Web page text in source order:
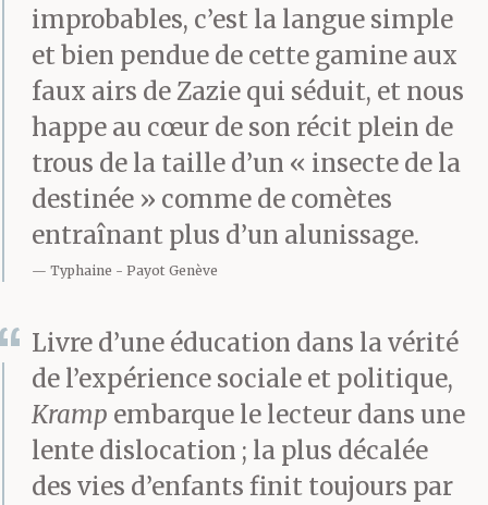
Le lendemain, après son
trente-neuvième
passage, il est donc
entré dans la
quincaillerie avec les
cirées jamais vues dans
l’histoire de la ville
pour proposer les
produits Kramp au
improbables, c’est la langue simple
et bien pendue de cette gamine aux
faux airs de Zazie qui séduit, et nous
happe au cœur de son récit plein de
trous de la taille d’un « insecte de la
destinée » comme de comètes
entraînant plus d’un alunissage.
Typhaine Payot Genève
Livre d’une éducation dans la vérité
de l’expérience sociale et politique,
Kramp embarque le lecteur dans une
lente dislocation ; la plus décalée
des vies d’enfants finit toujours par